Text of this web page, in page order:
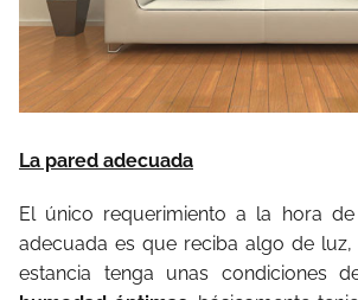
La pared adecuada
El único requerimiento a la hora
adecuada es que reciba algo de
estancia tenga unas condiciones